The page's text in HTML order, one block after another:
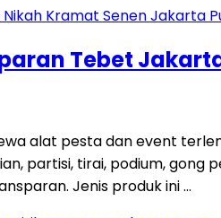
Tebet
alat pesta dan event
partisi, tirai, podium,
Jenis produk ini …